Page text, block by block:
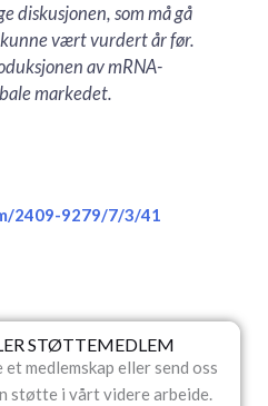
diskusjonen, som må gå
vært vurdert år før.
av mRNA-
markedet.
2409-9279/7/3/41
STØTTEMEDLEM
medlemskap eller send oss
støtte i vårt videre arbeide.